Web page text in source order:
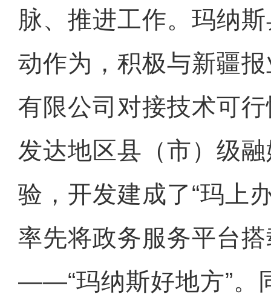
脉、推进工作。玛纳
动作为，积极与新疆
有限公司对接技术可
发达地区县（市）级
验，开发建成了“玛上
率先将政务服务平台
——“玛纳斯好地方”。